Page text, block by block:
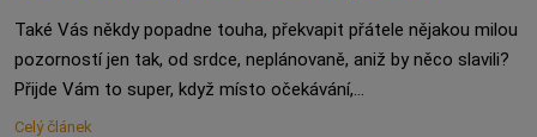
Také Vás někdy popadne touha, překvapit přátele nějakou milou
pozorností jen tak, od srdce, neplánovaně, aniž by něco slavili?
Přijde Vám to super, když místo očekávání,...
Celý článek